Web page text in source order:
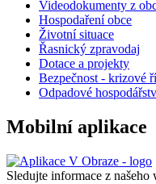
Videodokumenty z
Hospodaření obce
Životní situace
Řasnický zpravodaj
Dotace a projekty
Bezpečnost - krizové
Odpadové
Mobilní aplikace
Sledujte informace z našeho